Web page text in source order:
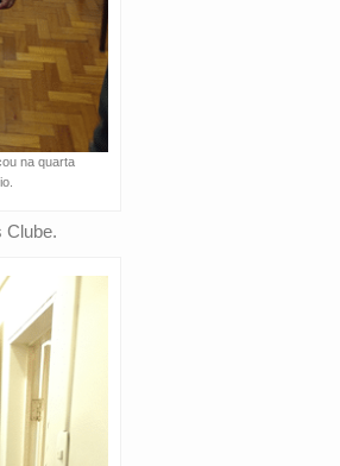
na quarta
Clube.